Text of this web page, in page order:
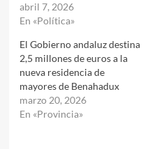
abril 7, 2026
En «Política»
El Gobierno andaluz destina
2,5 millones de euros a la
nueva residencia de
mayores de Benahadux
marzo 20, 2026
En «Provincia»